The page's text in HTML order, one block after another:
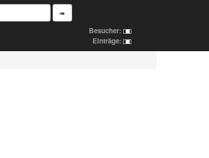
➠
Besucher:
Einträge: